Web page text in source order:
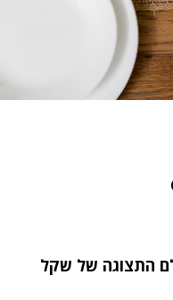
התצוגה של שקל